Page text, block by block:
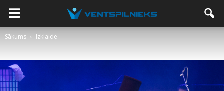
Sākums Izklaide